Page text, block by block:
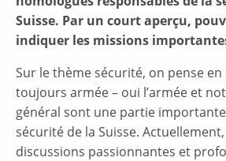
Suisse. Par un court aperçu,
indiquer les missions
Sur le thème sécurité, on pense
toujours armée – oui l’armée et
général sont une partie
sécurité de la Suisse.
discussions passionnantes et